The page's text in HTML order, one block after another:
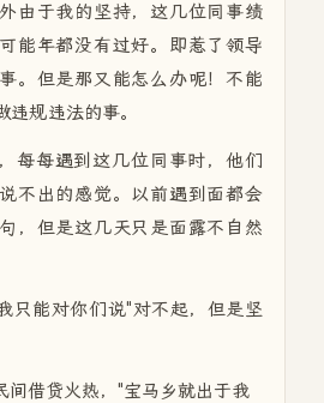
由于我的坚持，这几位同事绩
能年都没有过好。即惹了领导
。但是那又能怎么办呢！不能
规违法的事。
每每遇到这几位同事时，他们
不出的感觉。以前遇到面都会
，但是这几天只是面露不自然
只能对你们说"对不起，但是坚
间借贷火热，"宝马乡就出于我